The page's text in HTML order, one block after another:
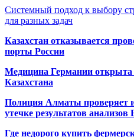
Системный подход к выбору
для разных задач
Казахстан отказывается
порты России
Медицина Германии открыта
Казахстана
Полиция Алматы проверяет
утечке результатов
Где недорого купить